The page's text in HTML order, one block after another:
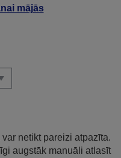
mājās
netikt pareizi atpazīta.
augstāk manuāli atlasīt